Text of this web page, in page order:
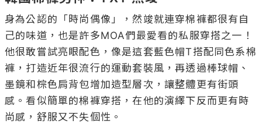
身為公認的「時尚偶像」，然竣就連穿棉褲都很有自
己的味道，也是許多MOA們最愛看的私服穿搭之一！
他很敢嘗試亮眼配色，像是這套藍色帽T搭配同色系棉
褲，打造近年很流行的運動套裝風，再透過棒球帽、
墨鏡和棕色肩背包增加造型層次，讓整體更有街頭
感。看似簡單的棉褲穿搭，在他的演繹下反而更有時
尚感，舒服又不失個性。